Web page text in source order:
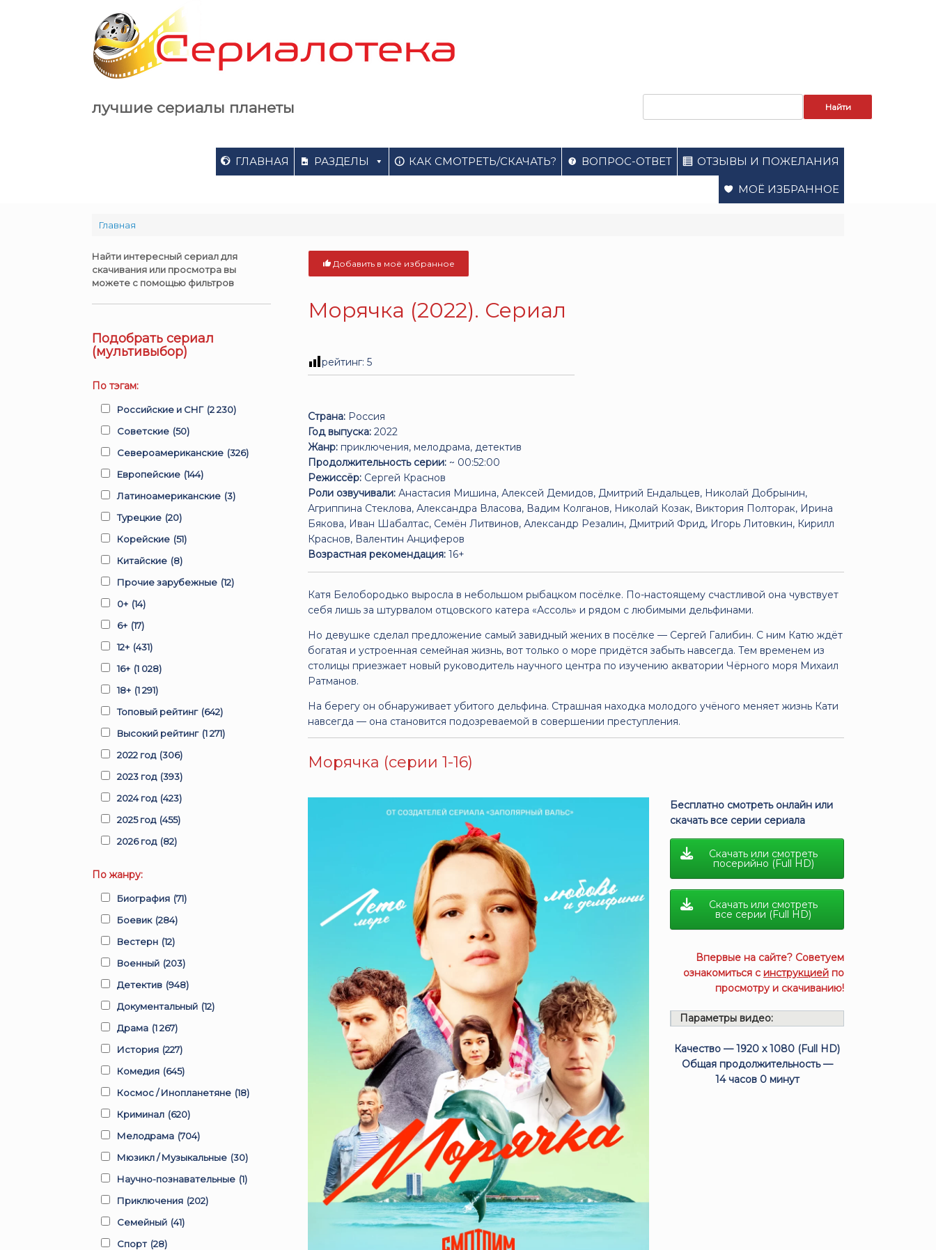
лучшие сериалы планеты
ГЛАВНАЯ РАЗДЕЛЫ КАК СМОТРЕТЬ/СКАЧАТЬ? ВОПРОС-ОТВЕТ ОТЗЫВЫ И ПОЖЕЛАНИЯ
МОЁ ИЗБРАННОЕ
Главная
Добавить в моё избранное
Морячка (2022). Сериал
рейтинг:5
Страна: Россия
Год выпуска: 2022
Жанр: приключения, мелодрама, детектив
Продолжительность серии: ~ 00:52:00
Режиссёр: Сергей Краснов
Роли озвучивали: Анастасия Мишина, Алексей Демидов, Дмитрий Ендальцев, Николай Добрынин,
Агриппина Стеклова, Александра Власова, Вадим Колганов, Николай Козак, Виктория Полторак, Ирина
Бякова, Иван Шабалтас, Семён Литвинов, Александр Резалин, Дмитрий Фрид, Игорь Литовкин, Кирилл
Краснов, Валентин Анциферов
Возрастная рекомендация: 16+
Катя Белобородько выросла в небольшом рыбацком посёлке. По-настоящему счастливой она чувствует
себя лишь за штурвалом отцовского катера «Ассоль» и рядом с любимыми дельфинами.
Но девушке сделал предложение самый завидный жених в посёлке — Сергей Галибин. С ним Катю ждёт
богатая и устроенная семейная жизнь, вот только о море придётся забыть навсегда. Тем временем из
столицы приезжает новый руководитель научного центра по изучению акватории Чёрного моря Михаил
Ратманов.
На берегу он обнаруживает убитого дельфина. Страшная находка молодого учёного меняет жизнь Кати
навсегда — она становится подозреваемой в совершении преступления.
Морячка (серии 1-16)
Бесплатно смотреть онлайн или
скачать все серии сериала
Скачать или смотреть
посерийно (Full HD)
Скачать или смотреть
все серии (Full HD)
Впервые на сайте? Советуем
ознакомиться с инструкцией по
просмотру и скачиванию!
Параметры видео:
Качество — 1920 x 1080 (Full HD)
Общая продолжительность —
14 часов 0 минут
Найти интересный сериал для
скачивания или просмотра вы
можете с помощью фильтров
Подобрать сериал
(мультивыбор)
По тэгам:
Российские и СНГ (2 230)
Советские (50)
Североамериканские (326)
Европейские (144)
Латиноамериканские (3)
Турецкие (20)
Корейские (51)
Китайские (8)
Прочие зарубежные (12)
0+ (14)
6+ (17)
12+ (431)
16+ (1 028)
18+ (1 291)
Топовый рейтинг (642)
Высокий рейтинг (1 271)
2022 год (306)
2023 год (393)
2024 год (423)
2025 год (455)
2026 год (82)
По жанру:
Биография (71)
Боевик (284)
Вестерн (12)
Военный (203)
Детектив (948)
Документальный (12)
Драма (1 267)
История (227)
Комедия (645)
Космос / Инопланетяне (18)
Криминал (620)
Мелодрама (704)
Мюзикл / Музыкальные (30)
Научно-познавательные (1)
Приключения (202)
Семейный (41)
Спорт (28)